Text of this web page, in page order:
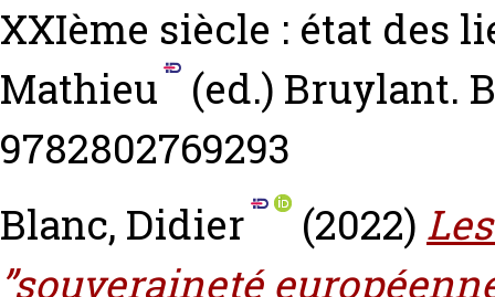
XXIème siècle : état des
Mathieu
(ed.) Bruylant.
9782802769293
Blanc, Didier
(2022)
”souveraineté